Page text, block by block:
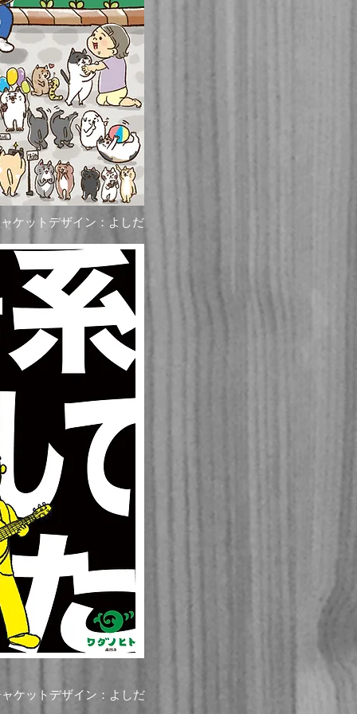
ケットデザイン：よしだ
ケットデザイン：よしだ